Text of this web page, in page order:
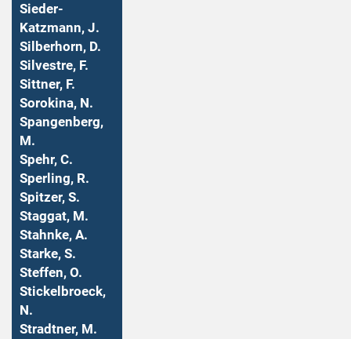
Sieder-
Katzmann, J.
Silberhorn, D.
Silvestre, F.
Sittner, F.
Sorokina, N.
Spangenberg,
M.
Spehr, C.
Sperling, R.
Spitzer, S.
Staggat, M.
Stahnke, A.
Starke, S.
Steffen, O.
Stickelbroeck,
N.
Stradtner, M.